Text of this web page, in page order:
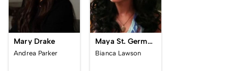
Mary Drake
Andrea Parker
Maya St. Germain
Bianca Lawson